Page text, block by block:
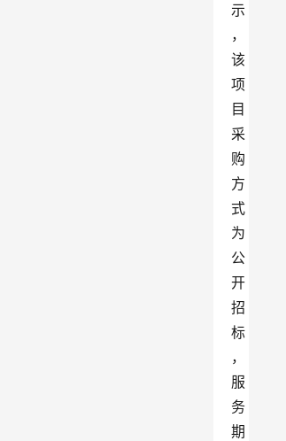
示
，
该
项
目
采
购
方
式
为
公
开
招
标
，
服
务
期